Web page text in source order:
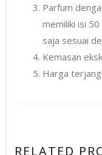
Parfum
memiliki isi
saja sesuai
Kemasan
Harga
RELATED